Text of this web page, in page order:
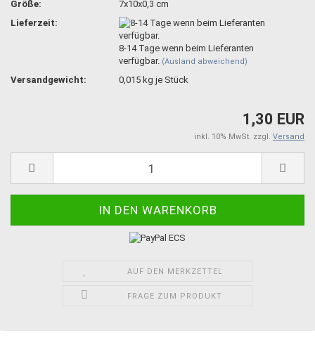
Größe:
7x10x0,3 cm
Lieferzeit:
8-14 Tage wenn beim Lieferanten
verfügbar. (Ausland abweichend)
Versandgewicht: 0,015 kg je Stück
1,30 EUR
inkl. 10% MwSt. zzgl. Versand
AUF DEN MERKZETTEL
FRAGE ZUM PRODUKT